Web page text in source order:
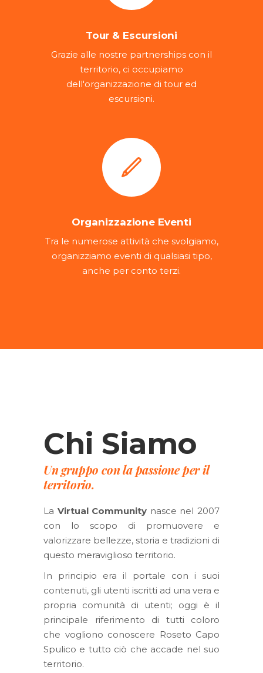
Tour & Escursioni
Grazie alle nostre partnerships con il
territorio, ci occupiamo
dell'organizzazione di tour ed
escursioni.
Organizzazione Eventi
Tra le numerose attività che svolgiamo,
organizziamo eventi di qualsiasi tipo,
anche per conto terzi.
Chi Siamo
Un gruppo con la passione per il
territorio.
La Virtual Community nasce nel 2007
con lo scopo di promuovere e
valorizzare bellezze, storia e tradizioni di
questo meraviglioso territorio.
In principio era il portale con i suoi
contenuti, gli utenti iscritti ad una vera e
propria comunità di utenti; oggi è il
principale riferimento di tutti coloro
che vogliono conoscere Roseto Capo
Spulico e tutto ciò che accade nel suo
territorio.